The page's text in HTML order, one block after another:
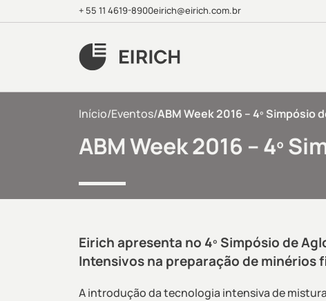
+ 55 11 4619-8900eirich@eirich.com.br
Início/Eventos/ABM Week 2016 – 4º Simpósio
ABM Week 2016 – 4º
Eirich apresenta no 4º Simpósio de
Intensivos na preparação de minérios
A introdução da tecnologia intensiva de